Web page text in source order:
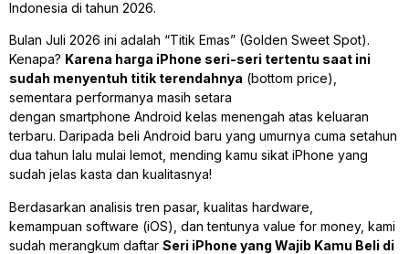
Indonesia di tahun 2026.
Bulan Juli 2026 ini adalah “Titik Emas” (Golden Sweet Spot).
Kenapa? Karena harga iPhone seri-seri tertentu saat ini
sudah menyentuh titik terendahnya (bottom price),
sementara performanya masih setara
dengan smartphone Android kelas menengah atas keluaran
terbaru. Daripada beli Android baru yang umurnya cuma setahun
dua tahun lalu mulai lemot, mending kamu sikat iPhone yang
sudah jelas kasta dan kualitasnya!
Berdasarkan analisis tren pasar, kualitas hardware
kemampuan software (iOS), dan tentunya value for money, kami
sudah merangkum daftar Seri iPhone yang Wajib Kamu Beli di